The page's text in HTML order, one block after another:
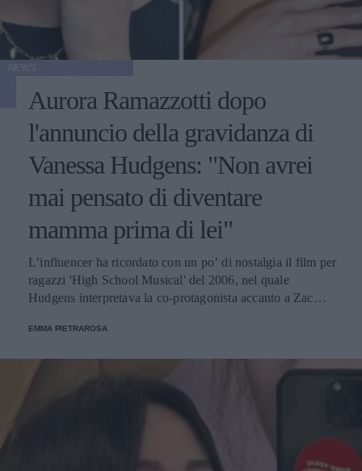
Aurora Ramazzotti dopo
l'annuncio della gravidanza di
Vanessa Hudgens: "Non avrei
mai pensato di diventare
mamma prima di lei"
L’influencer ha ricordato con un po’ di nostalgia il film per
ragazzi 'High School Musical' del 2006, nel quale
Hudgens interpretava la co-protagonista accanto a Zac
EMMA PIETRAROSA